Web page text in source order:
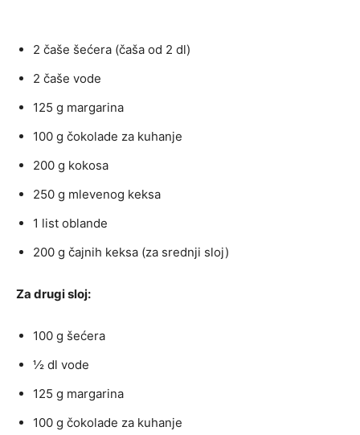
2 čaše šećera (čaša od 2 dl)
2 čaše vode
125 g margarina
100 g čokolade za kuhanje
200 g kokosa
250 g mlevenog keksa
1 list oblande
200 g čajnih keksa (za srednji sloj)
Za drugi sloj:
100 g šećera
½ dl vode
125 g margarina
100 g čokolade za kuhanje